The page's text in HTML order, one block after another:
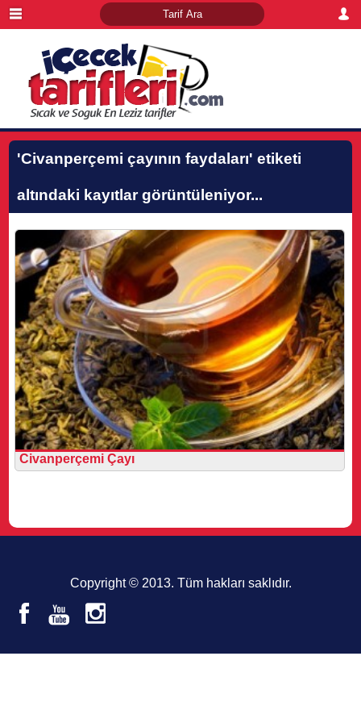
'Civanperçemi çayının faydaları' etiketi
altındaki kayıtlar görüntüleniyor...
Civanperçemi Çayı
Copyright © 2013. Tüm hakları saklıdır.